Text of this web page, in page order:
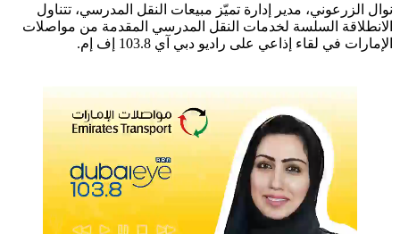
نوال الزرعوني، مدير إدارة تميّز مبيعات النقل المدرسي، تتناول
الانطلاقة السلسة لخدمات النقل المدرسي المقدمة من مواصلات
الإمارات في لقاء إذاعي على راديو دبي آي 103.8 إف إم.